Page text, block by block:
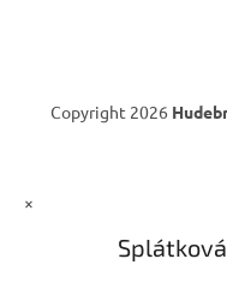
Copyright 2026
×